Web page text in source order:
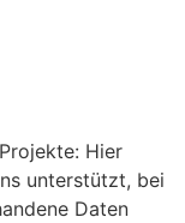
Hier
unterstützt, bei
Daten